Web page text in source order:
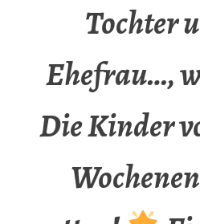
Tochter
Ehefrau…,
Die Kinder